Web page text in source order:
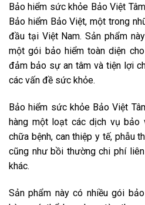
Bảo hiểm sức khỏe Bảo Việt
Bảo hiểm Bảo Việt, một trong
đầu tại Việt Nam. Sản phẩm
một gói bảo hiểm toàn diện
đảm bảo sự an tâm và tiện lợi
các vấn đề sức khỏe.
Bảo hiểm sức khỏe Bảo Việt
hàng một loạt các dịch vụ bảo
chữa bệnh, can thiệp y tế, phẫu
cũng như bồi thường chi phí
khác.
Sản phẩm này có nhiều gói